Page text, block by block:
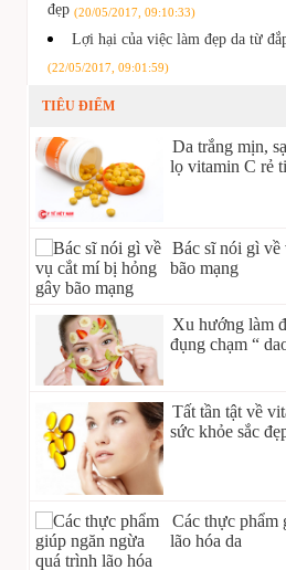
đẹp (20/05/2017, 09:10:33)
Lợi hại của việc làm đẹp da từ
(22/05/2017, 09:01:59)
TIÊU ĐIỂM
Da trắng mịn,
lọ vitamin C rẻ
Bác sĩ nói gì về
bão mạng
Xu hướng làm
đụng chạm “
Tất tần tật về
sức khỏe sắc
Các thực phẩm
lão hóa da